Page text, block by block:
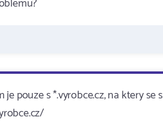
pouze s *.vyrobce.cz, na ktery se s